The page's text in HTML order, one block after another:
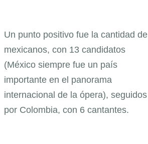
Un punto positivo fue la cantidad de
mexicanos, con 13 candidatos
(México siempre fue un país
importante en el panorama
internacional de la ópera), seguidos
por Colombia, con 6 cantantes.